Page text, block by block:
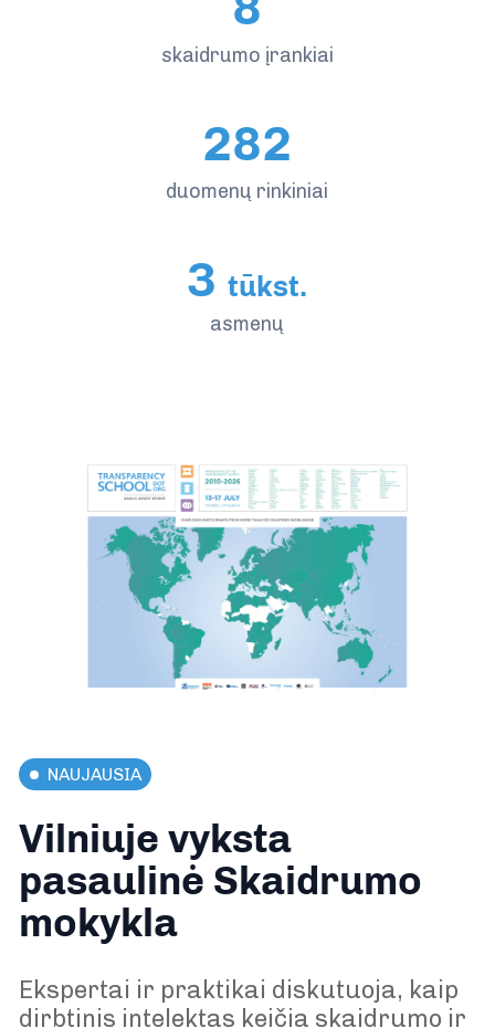
skaidrumo įrankiai
282
duomenų rinkiniai
3 tūkst.
asmenų
NAUJAUSIA
Vilniuje vyksta
pasaulinė Skaidrumo
mokykla
Ekspertai ir praktikai diskutuoja, kaip
dirbtinis intelektas keičia skaidrumo ir